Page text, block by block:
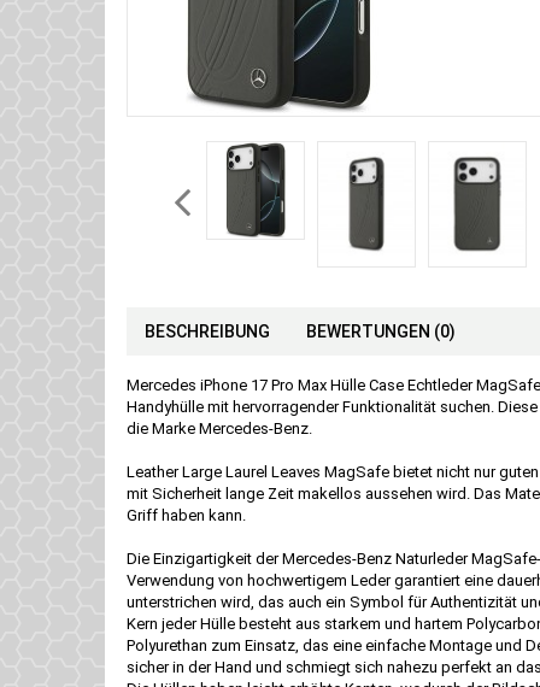
BESCHREIBUNG BEWERTUNGEN (0)
Mercedes iPhone 17 Pro Max Hülle Case Echtleder
Handyhülle mit hervorragender Funktionalität suchen.
die Marke Mercedes-Benz.
Leather Large Laurel Leaves MagSafe bietet nicht nur
mit Sicherheit lange Zeit makellos aussehen wird. Das
Griff haben kann.
Die Einzigartigkeit der Mercedes-Benz Naturleder
Verwendung von hochwertigem Leder garantiert eine
unterstrichen wird, das auch ein Symbol für Authentizität
Kern jeder Hülle besteht aus starkem und hartem
Polyurethan zum Einsatz, das eine einfache Montage und
sicher in der Hand und schmiegt sich nahezu perfekt an